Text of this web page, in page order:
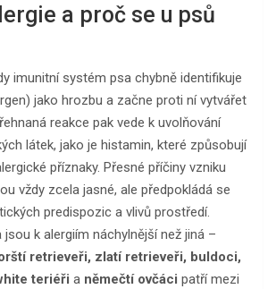
a proč se u psů
imunitní systém psa chybně identifikuje
jako hrozbu a začne proti ní vytvářet
reakce pak vede k uvolňování
látek, jako je histamin, které způsobují
příznaky. Přesné příčiny vzniku
vždy zcela jasné, ale předpokládá se
predispozic a vlivů prostředí.
jsou k alergiím náchylnější než jiná –
retrieveři, zlatí retrieveři, buldoci,
teriéři a němečtí ovčáci patří mezi